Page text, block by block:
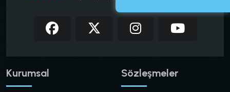
Kurumsal Sözleşmeler